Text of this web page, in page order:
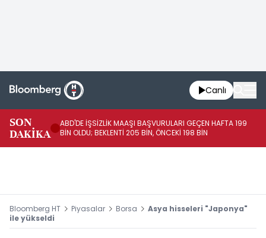
Canlı
SON
DAKİKA
ABD'DE İŞSİZLİK MAAŞI BAŞVURULARI GEÇEN HAFTA 199
BİN OLDU; BEKLENTİ 205 BİN, ÖNCEKİ 198 BİN
Bloomberg HT Piyasalar Borsa
Asya hisseleri "Japonya"
ile yükseldi